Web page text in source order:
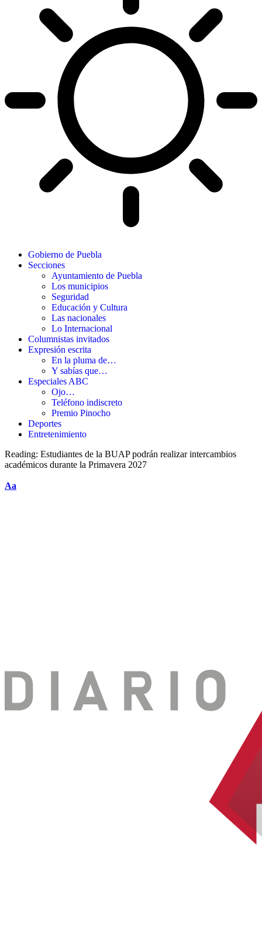
Gobierno de Puebla
Secciones
Ayuntamiento de Puebla
Los municipios
Seguridad
Educación y Cultura
Las nacionales
Lo Internacional
Columnistas invitados
Expresión escrita
En la pluma de…
Y sabías que…
Especiales ABC
Ojo…
Teléfono indiscreto
Premio Pinocho
Deportes
Entretenimiento
Reading: Estudiantes de la BUAP podrán realizar intercambios
académicos durante la Primavera 2027
Aa